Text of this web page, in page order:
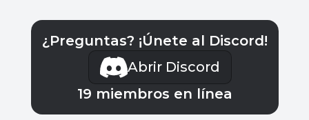
¿Preguntas? ¡Únete al Discord!
Abrir Discord
19 miembros en línea